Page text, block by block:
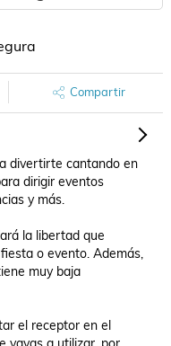
Compartir
divertirte cantando en
dirigir eventos
y más.
la libertad que
o evento. Además,
muy baja
el receptor en el